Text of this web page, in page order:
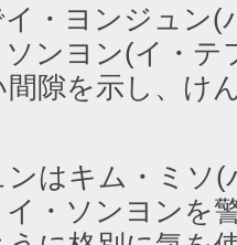
・ヨンジュン(
ンヨン(イ・テ
隙を示し、け
ンはキム・ミソ
・ソンヨンを